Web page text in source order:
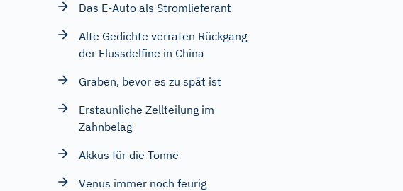
Das E-Auto als Stromlieferant
Alte Gedichte verraten Rückgang
der Flussdelfine in China
Graben, bevor es zu spät ist
Erstaunliche Zellteilung im
Zahnbelag
Akkus für die Tonne
Venus immer noch feurig